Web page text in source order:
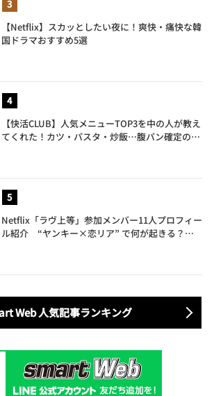
【Netflix】スカッとしたい夜に！爽快・痛快な韓
国ドラマおすすめ5選
【快活CLUB】人気メニューTOP3を中の人が教え
てくれた！カツ・パスタ・炒飯…腹パン確定のガ
Netflix「ラヴ上等」参加メンバー11人プロフィー
ル紹介 “ヤンキー×恋リア” で何が起きる？地
Web 人気記事ランキング